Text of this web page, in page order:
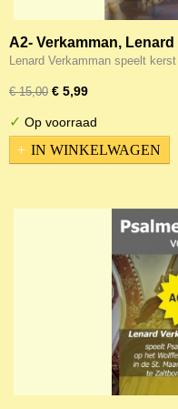
A2- Verkamman,
(Tijdelijke Actie!) Ev.
Lenard Verkamman speelt
€ 15,00 € 5,99
✓ Op voorraad
IN WINKELWAGEN